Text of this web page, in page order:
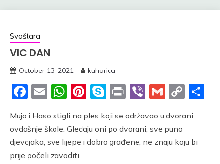
Svaštara
VIC DAN
October 13, 2021 kuharica
Facebook
EmailWhatsApp
Pinterest
Skype
PrintViberGmail
Mujo i Haso stigli na ples koji se održavao u dvorani
ovdašnje škole. Gledaju oni po dvorani, sve puno
djevojaka, sve lijepe i dobro građene, ne znaju koju bi
prije počeli zavoditi.